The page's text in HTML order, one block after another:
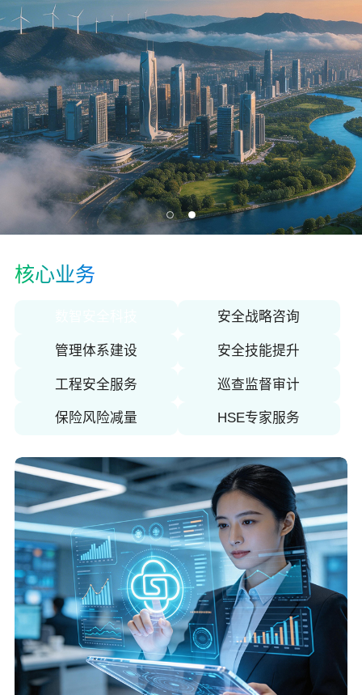
新闻中心
关于佳保
EN
核心业务
安全战略咨询
管理体系建设 安全技能提升
工程安全服务 巡查监督审计
保险风险减量 HSE专家服务